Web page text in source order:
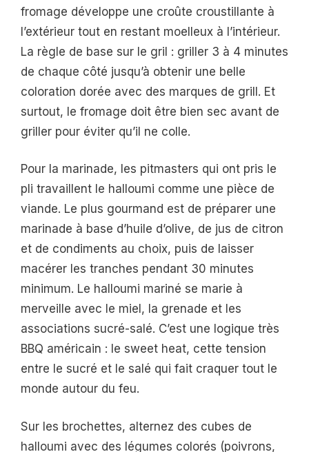
fromage développe une croûte croustillante à
l’extérieur tout en restant moelleux à l’intérieur.
La règle de base sur le gril : griller 3 à 4 minutes
de chaque côté jusqu’à obtenir une belle
coloration dorée avec des marques de grill. Et
surtout, le fromage doit être bien sec avant de
griller pour éviter qu’il ne colle.
Pour la marinade, les pitmasters qui ont pris le
pli travaillent le halloumi comme une pièce de
viande. Le plus gourmand est de préparer une
marinade à base d’huile d’olive, de jus de citron
et de condiments au choix, puis de laisser
macérer les tranches pendant 30 minutes
minimum. Le halloumi mariné se marie à
merveille avec le miel, la grenade et les
associations sucré-salé. C’est une logique très
BBQ américain : le sweet heat, cette tension
entre le sucré et le salé qui fait craquer tout le
monde autour du feu.
Sur les brochettes, alternez des cubes de
halloumi avec des légumes colorés (poivrons,